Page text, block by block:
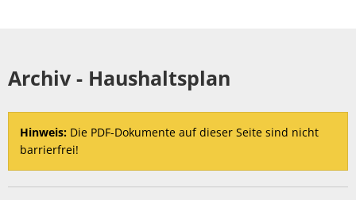
Archiv - Haushaltsplan
Hinweis: Die PDF-Dokumente auf dieser Seite sind nicht
barrierfrei!